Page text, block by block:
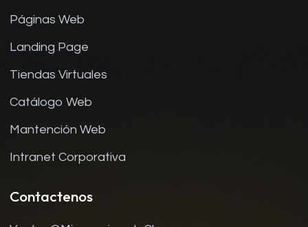
Páginas Web
Landing Page
Tiendas Virtuales
Catálogo Web
Mantención Web
Intranet Corporativa
Contactenos